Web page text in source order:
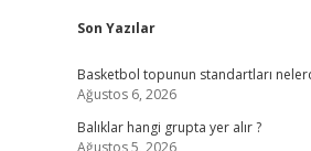
Sidebar
Son Yazılar
Basketbol topunun standartları
Ağustos 6, 2026
Balıklar hangi grupta yer alır ?
Ağustos 5, 2026